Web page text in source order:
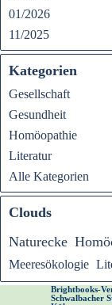
01/2026
11/2025
Kategorien
Gesellschaft
Gesundheit
Homöopathie
Literatur
Alle Kategorien
Clouds
Naturecke
Meeresökologie
Brightbooks-
Schwalbacher